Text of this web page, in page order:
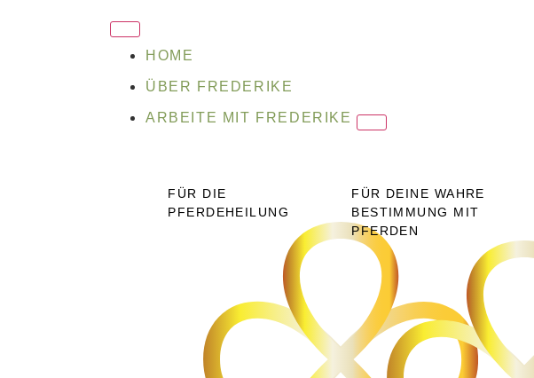
HOME
ÜBER FREDERIKE
ARBEITE MIT FREDERIKE
FÜR DIE
PFERDEHEILUNG
FÜR DEINE WAHRE
BESTIMMUNG MIT
PFERDEN